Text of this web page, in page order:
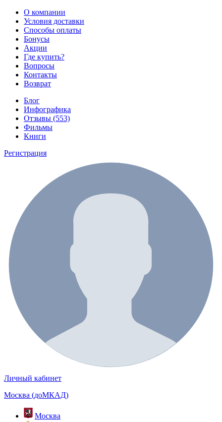
О компании
Условия доставки
Способы оплаты
Бонусы
Акции
Где купить?
Вопросы
Контакты
Возврат
Блог
Инфографика
Отзывы (553)
Фильмы
Книги
Регистрация
Личный кабинет
Москва (доМКАД)
Москва